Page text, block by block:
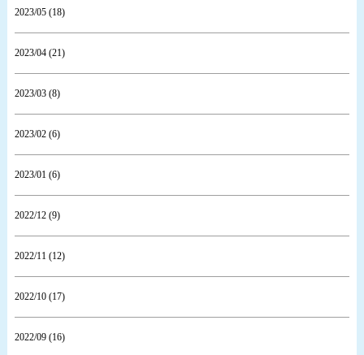
2023/05 (18)
2023/04 (21)
2023/03 (8)
2023/02 (6)
2023/01 (6)
2022/12 (9)
2022/11 (12)
2022/10 (17)
2022/09 (16)